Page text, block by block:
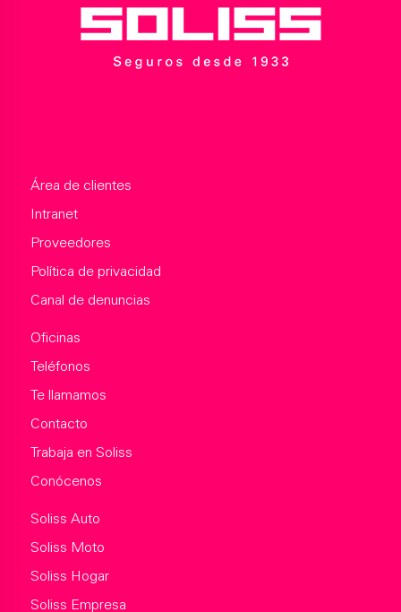
Área de clientes
Intranet
Proveedores
Política de privacidad
Canal de denuncias
Oficinas
Teléfonos
Te llamamos
Contacto
Trabaja en Soliss
Conócenos
Soliss Auto
Soliss Moto
Soliss Hogar
Soliss Empresa